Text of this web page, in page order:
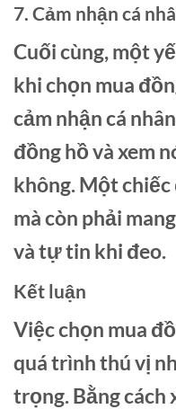
7. Cảm nhận cá
Cuối cùng, một
khi chọn mua
cảm nhận cá
đồng hồ và xem
không. Một
mà còn phải
và tự tin khi đeo.
Kết luận
Việc chọn mua
quá trình thú vị
trọng. Bằng cách